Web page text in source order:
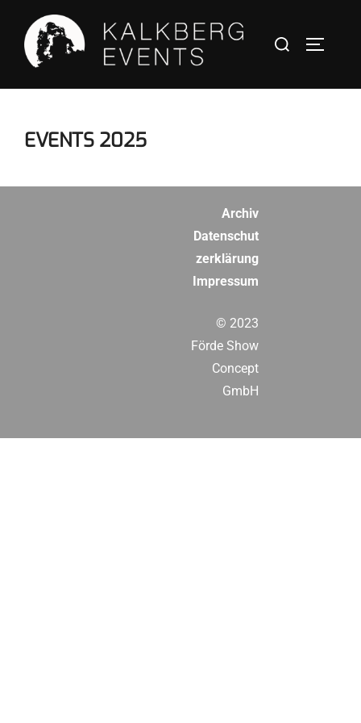
EVENTS 2025
Archiv
Datenschut
zerklärung
Impressum
© 2023
Förde Show
Concept
GmbH